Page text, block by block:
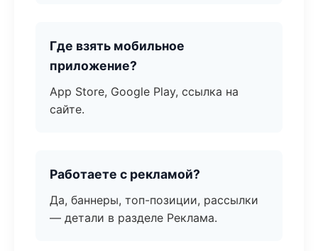
Где взять мобильное
приложение?
App Store, Google Play, ссылка на
сайте.
Работаете с рекламой?
Да, баннеры, топ-позиции, рассылки
— детали в разделе Реклама.